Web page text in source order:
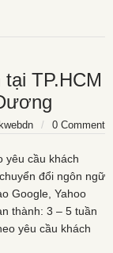
TP.HCM
/ 0 Comment
yêu cầu khách
đổi ngôn ngữ
Google, Yahoo
thành: 3 – 5 tuần
yêu cầu khách